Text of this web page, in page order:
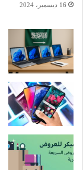
16 ديسمبر، 2024